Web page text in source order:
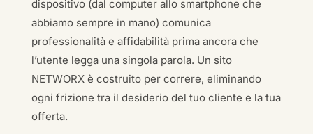
dispositivo (dal computer allo smartphone che
abbiamo sempre in mano) comunica
professionalità e affidabilità prima ancora che
l’utente legga una singola parola. Un sito
NETWORX è costruito per correre, eliminando
ogni frizione tra il desiderio del tuo cliente e la tua
offerta.